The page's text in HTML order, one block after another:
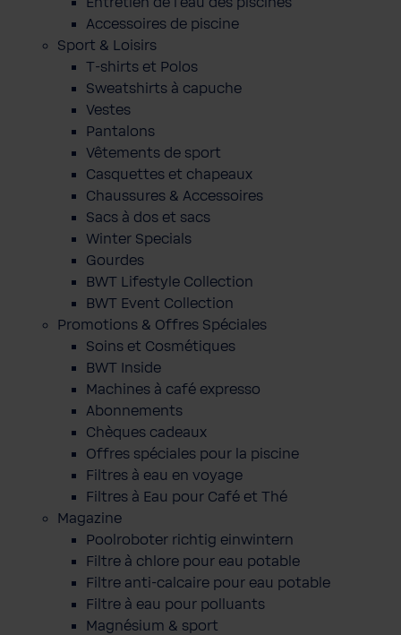
Accessoires de piscine
Sport & Loisirs
T-shirts et Polos
Sweatshirts à capuche
Vestes
Pantalons
Vêtements de sport
Casquettes et chapeaux
Chaussures & Accessoires
Sacs à dos et sacs
Winter Specials
Gourdes
BWT Lifestyle Collection
BWT Event Collection
Promotions & Offres Spéciales
Soins et Cosmétiques
BWT Inside
Machines à café expresso
Abonnements
Chèques cadeaux
Offres spéciales pour la piscine
Filtres à eau en voyage
Filtres à Eau pour Café et Thé
Magazine
Poolroboter richtig einwintern
Filtre à chlore pour eau potable
Filtre anti-calcaire pour eau potable
Filtre à eau pour polluants
Magnésium & sport